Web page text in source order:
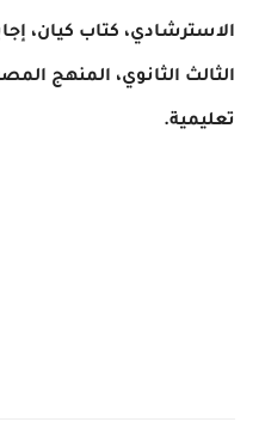
كتاب كيان، إجابات